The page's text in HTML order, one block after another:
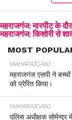
महराजगंज: मारपीट के
महराजगंज: किशोरी से
MOST
MAHARAJGANJ
महराजगंज एसपी ने
को प्रेरित किया।
MAHARAJGANJ
पुलिस अधीक्षक सोमेन्द्र